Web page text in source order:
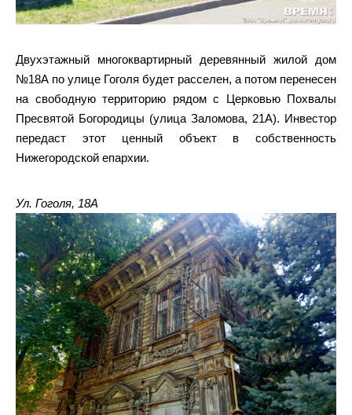
Двухэтажный многоквартирный деревянный жилой дом
№18А по улице Гоголя будет расселен, а потом перенесен
на свободную территорию рядом с Церковью Похвалы
Пресвятой Богородицы (улица Заломова, 21А). Инвестор
передаст этот ценный объект в собственность
Нижегородской епархии.
Ул. Гоголя, 18А